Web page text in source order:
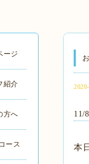
11/
本
ージ
紹介
方へ
ース